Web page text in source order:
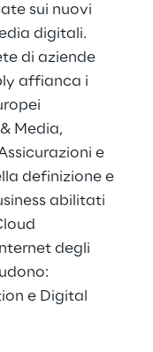
sui nuovi
digitali.
di aziende
affianca i
Media,
e
definizione e
abilitati
degli
e Digital